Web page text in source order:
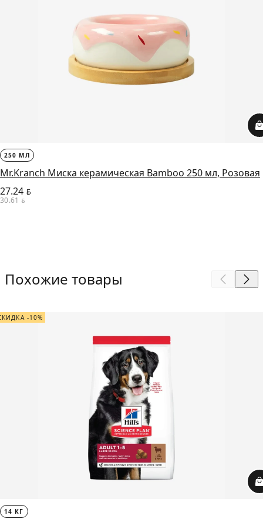
250 МЛ
Mr.Kranch Миска керамическая Bamboo 250 мл, Розовая
27.24 BYN
30.61 BYN
Похожие товары
-10%
14 КГ